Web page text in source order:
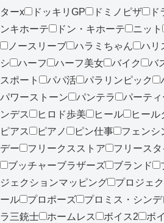
ターx
ドッキリGP ドミノピザ ド
ンキホーテ
ドン・キホーテ ニット
ノースリーブ
ハラミちゃん ハリ
シ
ハーフ ハーフ美女 バイク バ
スポート
パパ活 パラリンピック
パワーストーン
パンテラ パーティ
ンデス
ヒロド歩美 ヒール ヒール
ピアス
ピアノ ピン仕事 フェンシ
デー
フリークスストア フリース
ブッチャーブラザーズ
ブランド
ジェクションマッピング
プロジェ
ール
プロポーズ プロミス・シンデ
ラ三銃士
ホームレス ボイス2 ボ